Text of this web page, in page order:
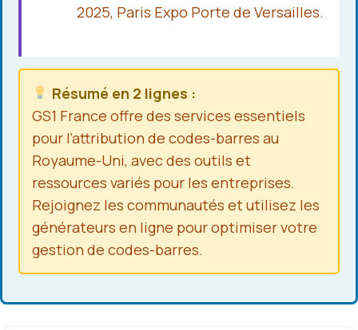
2025, Paris Expo Porte de Versailles.
Résumé en 2 lignes :
GS1 France offre des services essentiels
pour l’attribution de codes-barres au
Royaume-Uni, avec des outils et
ressources variés pour les entreprises.
Rejoignez les communautés et utilisez les
générateurs en ligne pour optimiser votre
gestion de codes-barres.